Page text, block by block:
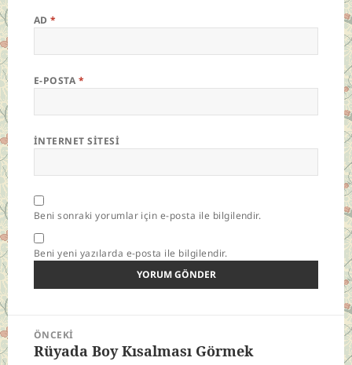
AD*
E-POSTA *
İNTERNET SITESI
Beni sonraki yorumlar için e-posta ile bilgilendir.
Beni yeni yazılarda e-posta ile bilgilendir.
Yazı
gezinmesi
ÖNCEKI
Önceki
Rüyada Boy Kısalması Görmek